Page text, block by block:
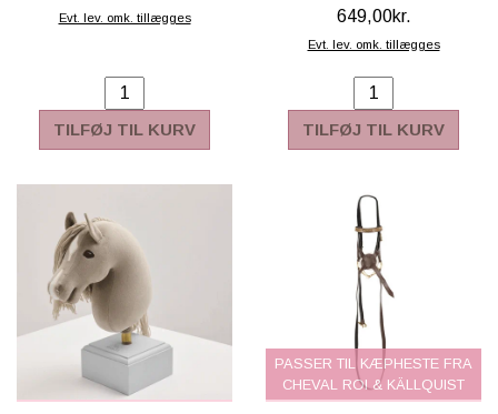
Evt. lev. omk. tillægges
TILFØJ TIL KURV
649,00kr.
Evt. lev. omk. tillægges
TILFØJ TIL KURV
PASSER TIL KÆPHESTE FRA
CHEVAL ROI & KÄLLQUIST